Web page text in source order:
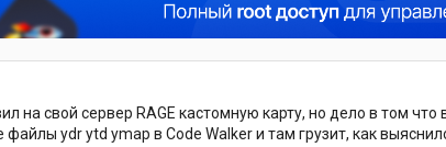
на свой сервер RAGE кастомную карту, но дело в том
файлы ydr ytd ymap в Code Walker и там грузит, как